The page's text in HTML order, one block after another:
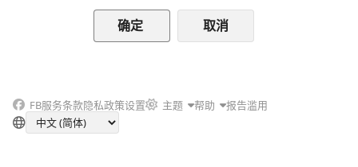
取消
FB服务条款隐私政策设置 主题 帮助 报告滥用